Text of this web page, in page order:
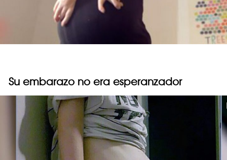
Su embarazo no era esperanzador